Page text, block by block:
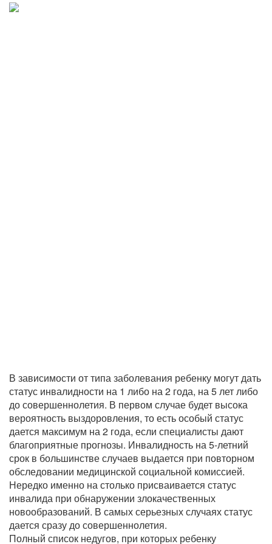
В зависимости от типа заболевания ребенку могут дать
статус инвалидности на 1 либо на 2 года, на 5 лет либо
до совершеннолетия. В первом случае будет высока
вероятность выздоровления, то есть особый статус
дается максимум на 2 года, если специалисты дают
благоприятные прогнозы. Инвалидность на 5-летний
срок в большинстве случаев выдается при повторном
обследовании медицинской социальной комиссией.
Нередко именно на столько присваивается статус
инвалида при обнаружении злокачественных
новообразований. В самых серьезных случаях статус
дается сразу до совершеннолетия.
Полный список недугов, при которых ребенку